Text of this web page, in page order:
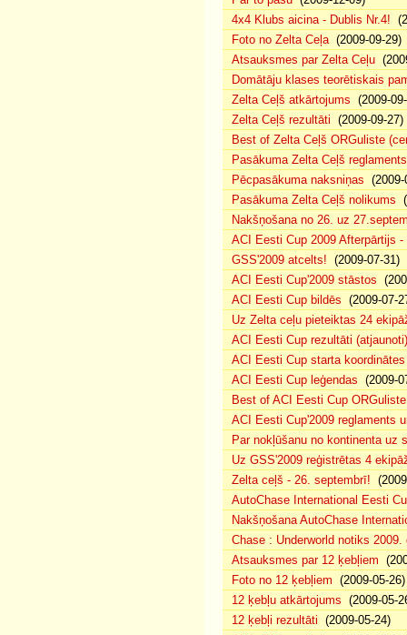
4x4 Klubs aicina - Dublis Nr.4!
Foto no Zelta Ceļa(2009-09-29)
Atsauksmes par Zelta Ceļu
Domātāju klases teorētiskais
Zelta Ceļš atkārtojums (2009-
Zelta Ceļš rezultāti (2009-09-27)
Best of Zelta Ceļš ORGuliste
Pasākuma Zelta Ceļš reglaments
Pēcpasākuma naksniņas (2009-
Pasākuma Zelta Ceļš nolikums
Nakšņošana no 26. uz
ACI Eesti Cup 2009 Afterpārtijs -
GSS'2009 atcelts! (2009-07-31)
ACI Eesti Cup'2009 stāstos
ACI Eesti Cup bildēs (2009-07-
Uz Zelta ceļu pieteiktas 24
ACI Eesti Cup rezultāti (atjaunoti)
ACI Eesti Cup starta koordinātes
ACI Eesti Cup leģendas (2009-
Best of ACI Eesti Cup
ACI Eesti Cup'2009 reglaments
Par nokļūšanu no kontinenta uz
Uz GSS'2009 reģistrētas 4
Zelta ceļš - 26. septembrī!
AutoChase International Eesti
Nakšņošana AutoChase
Chase : Underworld notiks 2009.
Atsauksmes par 12 ķebļiem
Foto no 12 ķebļiem (2009-05-26)
12 ķebļu atkārtojums (2009-05-
12 ķebļi rezultāti (2009-05-24)